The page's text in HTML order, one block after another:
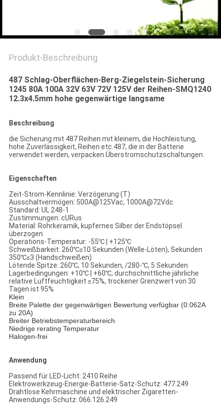
Produkt-Beschreibung
487 Schlag-Oberflächen-Berg-Ziegelstein-Sicherung
1245 80A 100A 32V 63V 72V 125V der Reihen-SMQ1240
12.3x4.5mm hohe gegenwärtige langsame
Beschreibung
die Sicherung mit 487 Reihen mit kleinem, die Hochleistung,
hohe Zuverlässigkeit, Reihen etc.487, die in der Batterie
verwendet werden, verpacken Überstromschutzschaltungen.
Eigenschaften
Zeit-Strom-Kennlinie: Verzögerung (T)
Ausschaltvermögen: 500A@125Vac, 1000A@72Vdc
Standard: UL 248-1
Zustimmungen: cURus
Material: Rohrkeramik, kupfernes Silber der Endstöpsel
überzogen
Operations-Temperatur: -55℃ | +125℃
Schweißbarkeit: 260℃≤10 Sekunden (Welle-Löten), Sekunden
350℃≤3 (Handschweißen)
Lötende Spitze: 260℃, 10 Sekunden, /280-℃, 5 Sekunden
Lagerbedingungen: +10℃ | +60℃, durchschnittliche jährliche
relative Luftfeuchtigkeit ≤75%, trockener Grenzwert von 30
Tagen ist 95%
Klein
Breite Palette der gegenwärtigen Bewertung verfügbar (0.062A
zu 20A)
Breiter Betriebstemperaturbereich
Niedrige rerating Temperatur
Halogen-frei
Anwendung
Passend für LED-Licht: 2410 Reihe
Elektrowerkzeug-Energie-Batterie-Satz-Schutz: 477.249
Drahtlose Kehrmaschine und elektrischer Zigaretten-
Anwendungs-Schutz: 066.126.249